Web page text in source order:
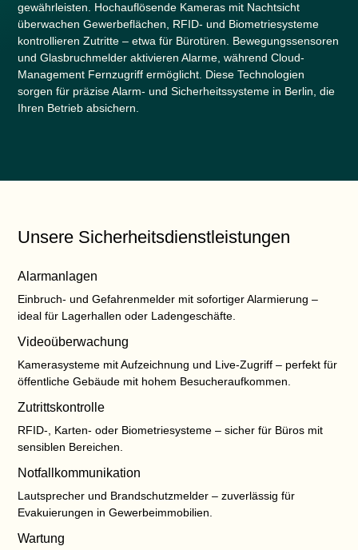
gewährleisten. Hochauflösende Kameras mit Nachtsicht
überwachen Gewerbeflächen, RFID- und Biometriesysteme
kontrollieren Zutritte – etwa für Bürotüren. Bewegungssensoren
und Glasbruchmelder aktivieren Alarme, während Cloud-
Management Fernzugriff ermöglicht. Diese Technologien
sorgen für präzise Alarm- und Sicherheitssysteme in Berlin, die
Ihren Betrieb absichern.
Unsere Sicherheitsdienstleistungen
Alarmanlagen
Einbruch- und Gefahrenmelder mit sofortiger Alarmierung –
ideal für Lagerhallen oder Ladengeschäfte.
Videoüberwachung
Kamerasysteme mit Aufzeichnung und Live-Zugriff – perfekt für
öffentliche Gebäude mit hohem Besucheraufkommen.
Zutrittskontrolle
RFID-, Karten- oder Biometriesysteme – sicher für Büros mit
sensiblen Bereichen.
Notfallkommunikation
Lautsprecher und Brandschutzmelder – zuverlässig für
Evakuierungen in Gewerbeimmobilien.
Wartung